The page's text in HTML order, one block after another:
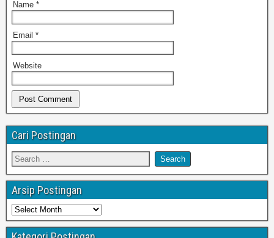
Name *
Email *
Website
Cari Postingan
Arsip Postingan